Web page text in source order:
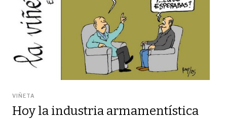
VIÑETA
Hoy la industria armamentística